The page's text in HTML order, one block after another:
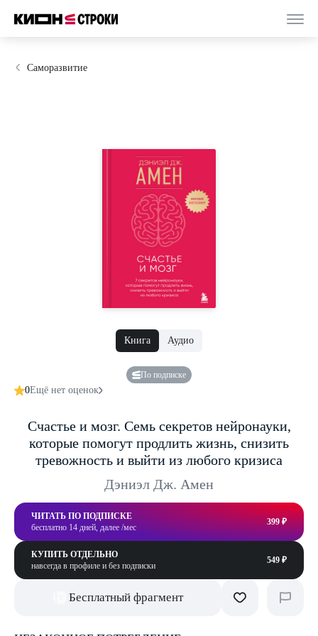
Саморазвитие
Книга Аудио
По подписке
0Ещё нет оценок
Счастье и мозг. Семь секретов нейронауки,
которые помогут продлить жизнь, снизить
тревожность и выйти из любого кризиса
Дэниэл Дж. Амен
ЧИТАТЬ ПО ПОДПИСКЕ
бесплатно 14 дней, далее /мес
399 ₽
КУПИТЬ ОТДЕЛЬНО
навсегда в профиле и без подписки
549 ₽
Бесплатный фрагмент